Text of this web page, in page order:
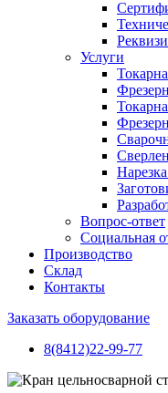
Услуги
Вопрос-ответ
Социальная
Производство
Склад
Контакты
Заказать оборудование
8(8412)22-99-77